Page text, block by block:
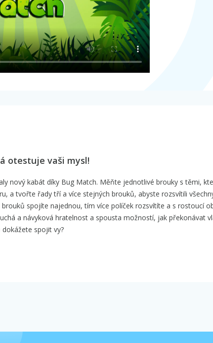
otestuje vaši mysl!
nový kabát díky Bug Match. Měňte jednotlivé brouky s těmi,
a tvořte řady tří a více stejných brouků, abyste rozsvítili
spojíte najednou, tím více políček rozsvítíte a s rostoucí
a návyková hratelnost a spousta možností, jak překonávat
spojit vy?